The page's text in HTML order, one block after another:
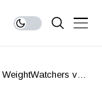
vai